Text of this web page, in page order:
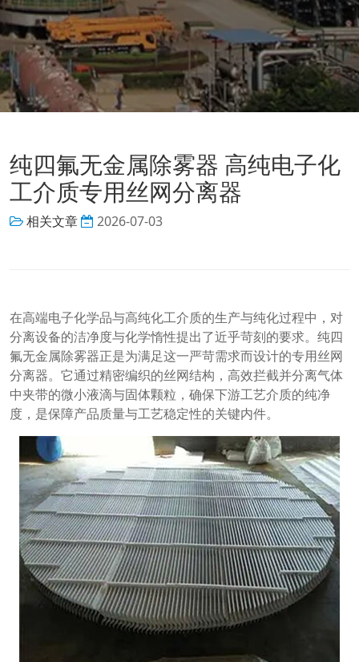
纯四氟无金属除雾器 高纯电子化
工介质专用丝网分离器
相关文章 2026-07-03
在高端电子化学品与高纯化工介质的生产与纯化过程中，对
分离设备的洁净度与化学惰性提出了近乎苛刻的要求。纯四
氟无金属除雾器正是为满足这一严苛需求而设计的专用丝网
分离器。它通过精密编织的丝网结构，高效拦截并分离气体
中夹带的微小液滴与固体颗粒，确保下游工艺介质的纯净
度，是保障产品质量与工艺稳定性的关键内件。